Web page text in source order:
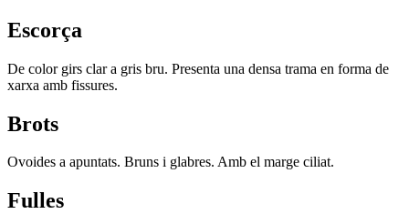
Escorça
De color girs clar a gris bru. Presenta una densa trama en forma de
xarxa amb fissures.
Brots
Ovoides a apuntats. Bruns i glabres. Amb el marge ciliat.
Fulles